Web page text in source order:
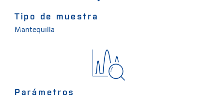
Tipo de muestra
Mantequilla
Parámetros